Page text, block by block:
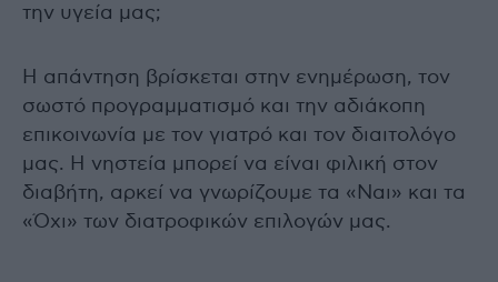
την υγεία μας;
Η απάντηση βρίσκεται στην ενημέρωση, τον
σωστό προγραμματισμό και την αδιάκοπη
επικοινωνία με τον γιατρό και τον διαιτολόγο
μας. Η νηστεία μπορεί να είναι φιλική στον
διαβήτη, αρκεί να γνωρίζουμε τα «Ναι» και τα
«Όχι» των διατροφικών επιλογών μας.